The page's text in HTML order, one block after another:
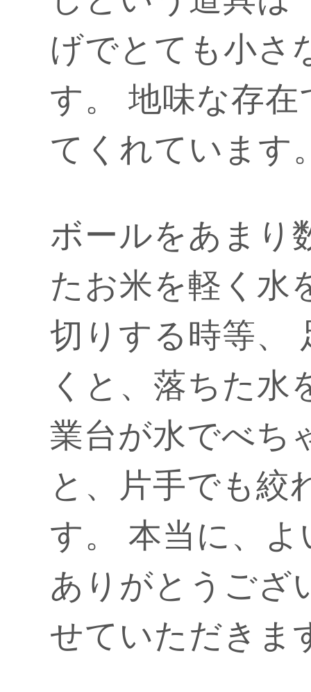
げでとても小さ
す。 地味な存
てくれています
ボールをあまり
たお米を軽く水
切りする時等、
くと、落ちた水
業台が水でべち
と、片手でも絞
す。 本当に、
ありがとうござ
せていただきま